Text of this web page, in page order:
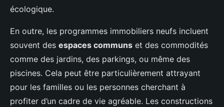
écologique.
En outre, les programmes immobiliers neufs incluent
souvent des espaces communs et des commodités
comme des jardins, des parkings, ou même des
piscines. Cela peut être particulièrement attrayant
pour les familles ou les personnes cherchant à
profiter d’un cadre de vie agréable. Les constructions